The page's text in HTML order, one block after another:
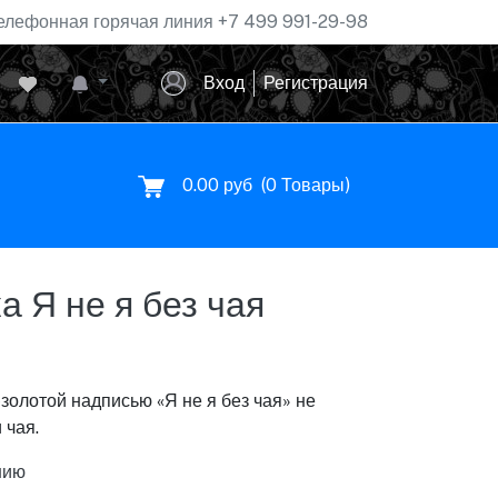
горячая линия +7 499 991-29-98
Вход Регистрация
0.00 руб (0 Товары)
Я не я без чая
надписью «Я не я без чая» не
чая.